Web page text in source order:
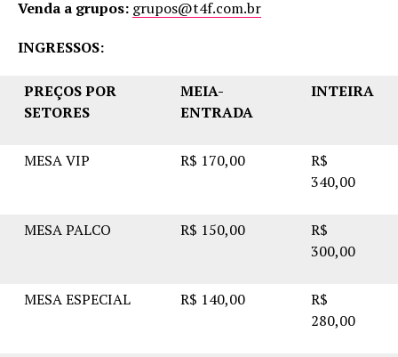
Venda a grupos: grupos@t4f.com.br
INGRESSOS:
PREÇOS POR
SETORES
MEIA-
ENTRADA
INTEIRA
MESA VIP R$ 170,00
R$
340,00
MESA PALCO R$ 150,00
R$
300,00
MESA ESPECIAL R$ 140,00
R$
280,00